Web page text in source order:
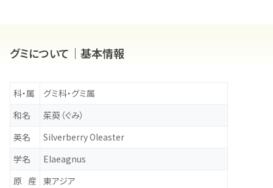
グミについて｜基本情報
科・属
グミ科・グミ属
和名
茱萸（ぐみ）
英名
Silverberry Oleaster
学名
Elaeagnus
原産 東アジア